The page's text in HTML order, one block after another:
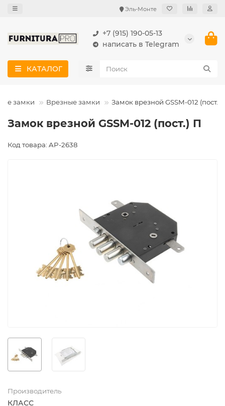
Эль-Монте
+7 (915) 190-05-13
написать в Telegram
КАТАЛОГ
замки Врезные замки Замок врезной GSSM-012 (пост.)
Замок врезной GSSM-012 (пост.) П
Код товара: AP-2638
Производитель
КЛАСС